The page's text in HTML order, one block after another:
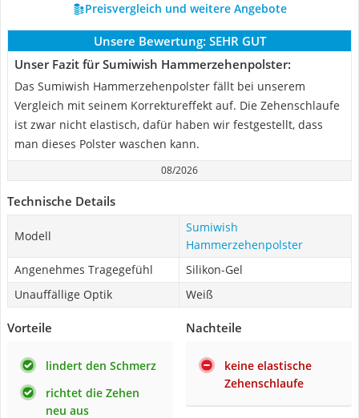
Preisvergleich und weitere Angebote
Unsere Bewertung: SEHR GUT
Unser Fazit für Sumiwish Hammerzehenpolster:
Das Sumiwish Hammerzehenpolster fällt bei unserem
Vergleich mit seinem Korrektureffekt auf. Die Zehenschlaufe
ist zwar nicht elastisch, dafür haben wir festgestellt, dass
man dieses Polster waschen kann.
08/2026
Technische Details
Modell
Sumiwish
Hammerzehenpolster
Angenehmes Tragegefühl
Silikon-Gel
Unauffällige Optik
Weiß
Vorteile
lindert den Schmerz
richtet die Zehen
neu aus
Nachteile
keine elastische
Zehenschlaufe